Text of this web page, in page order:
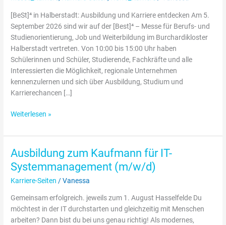
[BeSt]⁴ in Halberstadt: Ausbildung und Karriere entdecken Am 5.
September 2026 sind wir auf der [Best]⁴ – Messe für Berufs- und
Studienorientierung, Job und Weiterbildung im Burchardikloster
Halberstadt vertreten. Von 10:00 bis 15:00 Uhr haben
Schülerinnen und Schüler, Studierende, Fachkräfte und alle
Interessierten die Möglichkeit, regionale Unternehmen
kennenzulernen und sich über Ausbildung, Studium und
Karrierechancen […]
Weiterlesen »
Ausbildung zum Kaufmann für IT-
Systemmanagement (m/w/d)
Karriere-Seiten /Vanessa
Gemeinsam erfolgreich. jeweils zum 1. August Hasselfelde Du
möchtest in der IT durchstarten und gleichzeitig mit Menschen
arbeiten? Dann bist du bei uns genau richtig! Als modernes,
Ausbildung
zum
Kaufmann
für
IT-
Systemmanagement
(m/w/d)